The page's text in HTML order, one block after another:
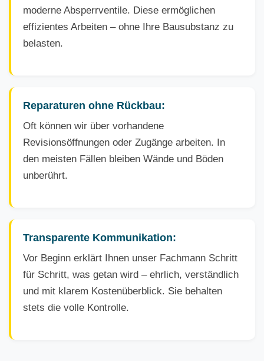
moderne Absperrventile. Diese ermöglichen
effizientes Arbeiten – ohne Ihre Bausubstanz zu
belasten.
Reparaturen ohne Rückbau:
Oft können wir über vorhandene
Revisionsöffnungen oder Zugänge arbeiten. In
den meisten Fällen bleiben Wände und Böden
unberührt.
Transparente Kommunikation:
Vor Beginn erklärt Ihnen unser Fachmann Schritt
für Schritt, was getan wird – ehrlich, verständlich
und mit klarem Kostenüberblick. Sie behalten
stets die volle Kontrolle.